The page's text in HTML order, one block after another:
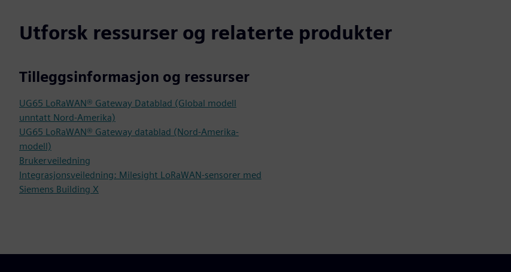
Utforsk ressurser og relaterte produkter
Tilleggsinformasjon og ressurser
UG65 LoRaWAN® Gateway Datablad (Global modell
unntatt Nord-Amerika)
UG65 LoRaWAN® Gateway datablad (Nord-Amerika-
modell)
Brukerveiledning
Integrasjonsveiledning: Milesight LoRaWAN-sensorer med
Siemens Building X